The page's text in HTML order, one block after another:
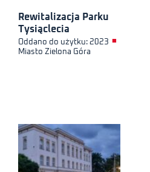
Rewitalizacja Parku
Tysiąclecia
Oddano do użytku: 2023 ■
Miasto Zielona Góra